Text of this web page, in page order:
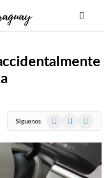
Siguenos Facebook